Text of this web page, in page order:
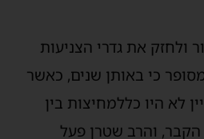
ולחזק את גדרי הצניעות
כי באותן שנים, כאשר
לא היו כללמחיצות בין
והרב שטרן פעל